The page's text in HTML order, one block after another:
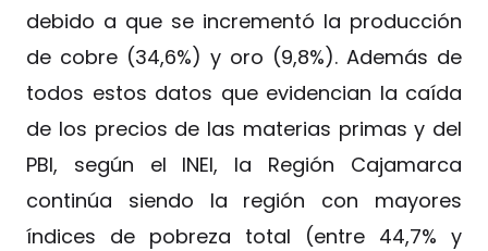
debido a que se incrementó la producción
de cobre (34,6%) y oro (9,8%). Además de
todos estos datos que evidencian la caída
de los precios de las materias primas y del
PBI, según el INEI, la Región Cajamarca
continúa siendo la región con mayores
índices de pobreza total (entre 44,7% y